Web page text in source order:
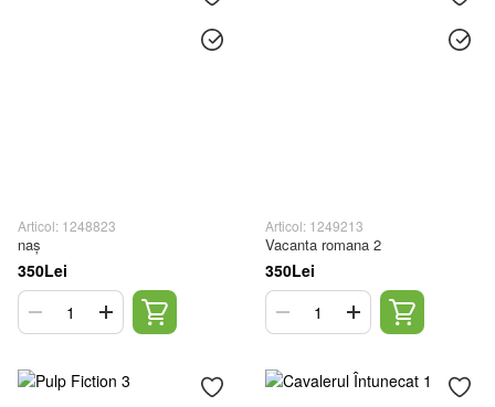
Articol: 1248823
naș
350Lei
Articol: 1249213
Vacanta romana 2
350Lei